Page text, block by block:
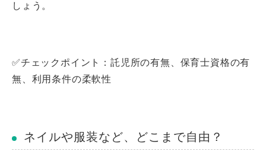
しょう。
✅チェックポイント：託児所の有無、保育士資格の有
無、利用条件の柔軟性
ネイルや服装など、どこまで自由？